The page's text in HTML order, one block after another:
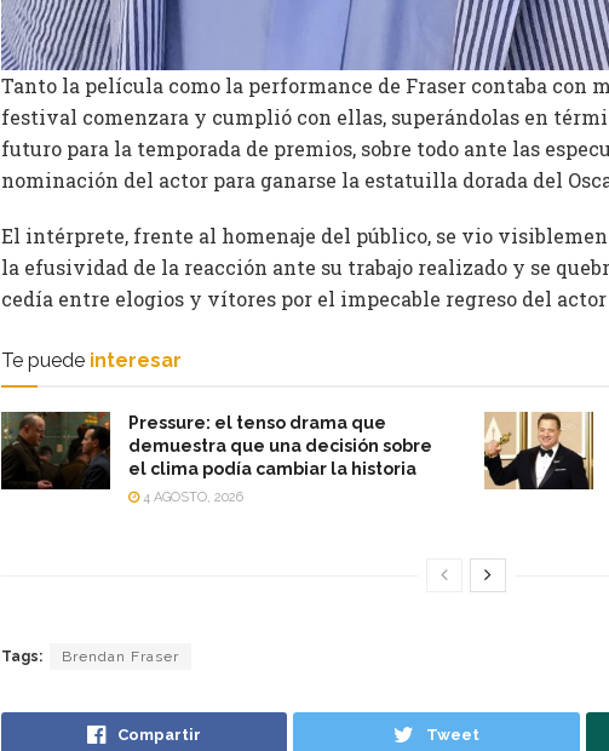
Tanto la película como la performance de Fraser contaba con
festival comenzara y cumplió con ellas, superándolas en
futuro para la temporada de premios, sobre todo ante las
nominación del actor para ganarse la estatuilla dorada del
El intérprete, frente al homenaje del público, se vio
la efusividad de la reacción ante su trabajo realizado y se
cedía entre elogios y vítores por el impecable regreso del
Te puede interesar
Pressure: el tenso drama que
demuestra que una decisión sobre
el clima podía cambiar la historia
4 AGOSTO, 2026
Tags: Brendan Fraser
Compartir Tweet